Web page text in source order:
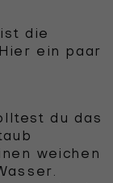
die
ein paar
du das
weichen